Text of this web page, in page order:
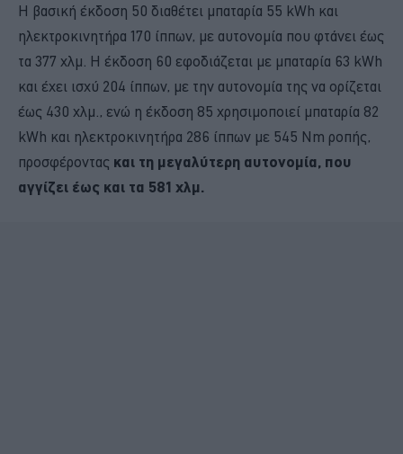
Η βασική έκδοση 50 διαθέτει μπαταρία 55 kWh και
ηλεκτροκινητήρα 170 ίππων, με αυτονομία που φτάνει έως
τα 377 χλμ. Η έκδοση 60 εφοδιάζεται με μπαταρία 63 kWh
και έχει ισχύ 204 ίππων, με την αυτονομία της να ορίζεται
έως 430 χλμ., ενώ η έκδοση 85 χρησιμοποιεί μπαταρία 82
kWh και ηλεκτροκινητήρα 286 ίππων με 545 Nm ροπής,
προσφέροντας και τη μεγαλύτερη αυτονομία, που
αγγίζει έως και τα 581 χλμ.